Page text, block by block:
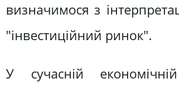
визначимося з
"інвестиційний ринок".
У сучасній економічній